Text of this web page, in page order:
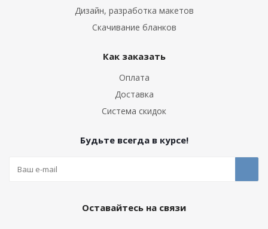
Дизайн, разработка макетов
Скачивание бланков
Как заказать
Оплата
Доставка
Система скидок
Будьте всегда в курсе!
Оставайтесь на связи